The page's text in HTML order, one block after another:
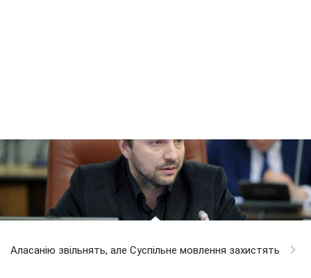
Аласанію звільнять, але Суспільне мовлення захистять